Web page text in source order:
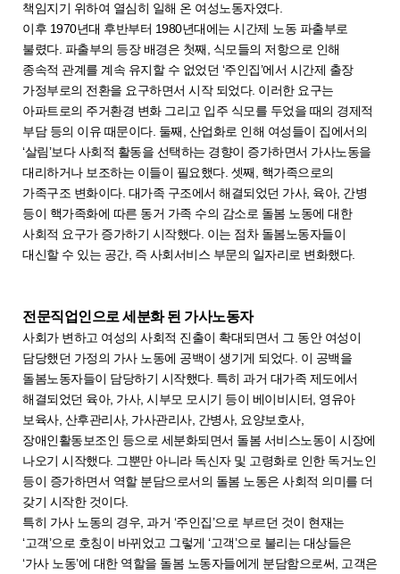
책임지기 위하여 열심히 일해 온 여성노동자였다.
이후 1970년대 후반부터 1980년대에는 시간제 노동 파출부로
불렸다. 파출부의 등장 배경은 첫째, 식모들의 저항으로 인해
종속적 관계를 계속 유지할 수 없었던 ‘주인집’에서 시간제 출장
가정부로의 전환을 요구하면서 시작 되었다. 이러한 요구는
아파트로의 주거환경 변화 그리고 입주 식모를 두었을 때의 경제적
부담 등의 이유 때문이다. 둘째, 산업화로 인해 여성들이 집에서의
‘살림’보다 사회적 활동을 선택하는 경향이 증가하면서 가사노동을
대리하거나 보조하는 이들이 필요했다. 셋째, 핵가족으로의
가족구조 변화이다. 대가족 구조에서 해결되었던 가사, 육아, 간병
등이 핵가족화에 따른 동거 가족 수의 감소로 돌봄 노동에 대한
사회적 요구가 증가하기 시작했다. 이는 점차 돌봄노동자들이
대신할 수 있는 공간, 즉 사회서비스 부문의 일자리로 변화했다.
전문직업인으로 세분화 된 가사노동자
사회가 변하고 여성의 사회적 진출이 확대되면서 그 동안 여성이
담당했던 가정의 가사 노동에 공백이 생기게 되었다. 이 공백을
돌봄노동자들이 담당하기 시작했다. 특히 과거 대가족 제도에서
해결되었던 육아, 가사, 시부모 모시기 등이 베이비시터, 영유아
보육사, 산후관리사, 가사관리사, 간병사, 요양보호사,
장애인활동보조인 등으로 세분화되면서 돌봄 서비스노동이 시장에
나오기 시작했다. 그뿐만 아니라 독신자 및 고령화로 인한 독거노인
등이 증가하면서 역할 분담으로서의 돌봄 노동은 사회적 의미를 더
갖기 시작한 것이다.
특히 가사 노동의 경우, 과거 ‘주인집’으로 부르던 것이 현재는
‘고객’으로 호칭이 바뀌었고 그렇게 ‘고객’으로 불리는 대상들은
‘가사 노동’에 대한 역할을 돌봄 노동자들에게 분담함으로써, 고객은